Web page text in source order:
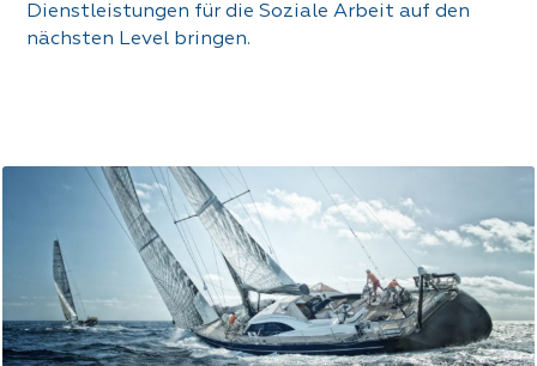
Dienstleistungen für die Soziale Arbeit auf den
nächsten Level bringen.